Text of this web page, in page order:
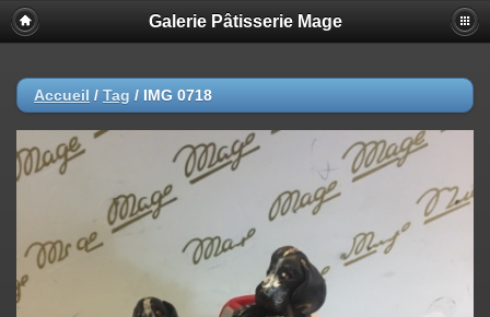
Galerie Pâtisserie Mage
Accueil / Tag / IMG 0718